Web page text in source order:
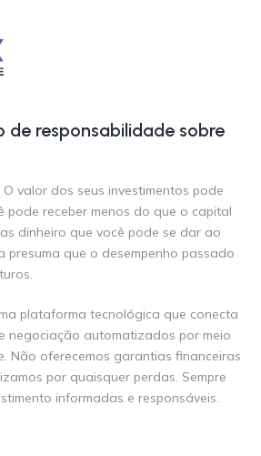
de responsabilidade sobre
O valor dos seus investimentos pode
pode receber menos do que o capital
dinheiro que você pode se dar ao
presuma que o desempenho passado
plataforma tecnológica que conecta
negociação automatizados por meio
Não oferecemos garantias financeiras
por quaisquer perdas. Sempre
informadas e responsáveis.